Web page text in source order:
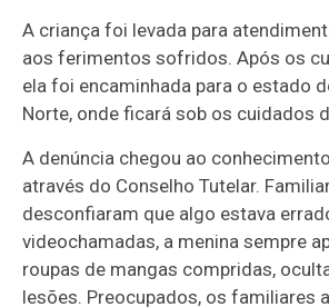
A criança foi levada para
aos ferimentos sofridos. Após os
ela foi encaminhada para o estado
Norte, onde ficará sob os cuidados
A denúncia chegou ao
através do Conselho Tutelar.
desconfiaram que algo estava
videochamadas, a menina sempre
roupas de mangas compridas,
lesões. Preocupados, os familiares